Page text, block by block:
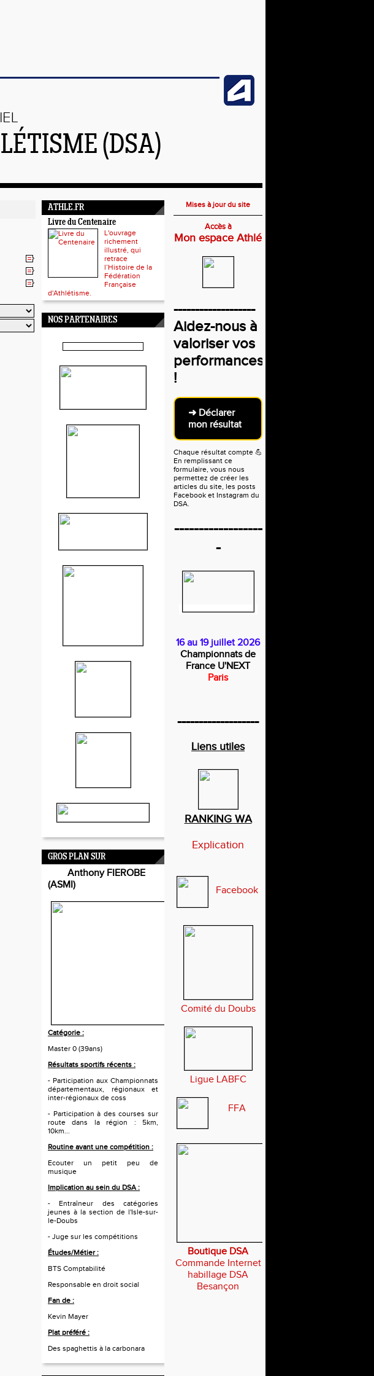
(DSA)
ATHLE.FR
Livre du Centenaire
L'ouvrage
richement
illustré, qui
retrace
l’Histoire de la
Fédération
Française
d'Athlétisme.
NOS PARTENAIRES
GROS PLAN SUR
Anthony FIEROBE
(ASMI)
Catégorie :
Master 0 (39ans)
Résultats sportifs récents :
- Participation aux Championnats
départementaux, régionaux et
inter-régionaux de coss
- Participation à des courses sur
route dans la région : 5km,
10km...
Routine avant une compétition :
Ecouter un petit peu de
musique
Implication au sein du DSA :
- Entraîneur des catégories
jeunes à la section de l'Isle-sur-
le-Doubs
- Juge sur les compétitions
Études/Métier :
BTS Comptabilité
Responsable en droit social
Fan de :
Kevin Mayer
Plat préféré :
Des spaghettis à la carbonara
Mises à jour du site
Accès à
Mon espace Athlé
-------------------
Aidez-nous à
valoriser vos
performances
!
➜ Déclarer
mon résultat
Chaque résultat compte 💪
En remplissant ce
formulaire, vous nous
permettez de créer les
articles du site, les posts
Facebook et Instagram du
DSA.
------------------
-
16 au 19 juillet 2026
Championnats de
France U'NEXT
Paris
-------------------
Liens utiles
RANKING WA
Explication
Facebook
Comité du Doubs
Ligue LABFC
FFA
Boutique DSA
Commande Internet
habillage DSA
Besançon